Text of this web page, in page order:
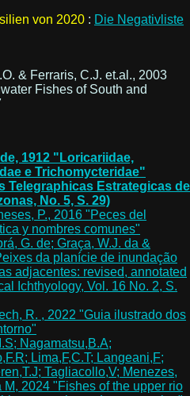
von 2020 : Die Negativliste
& Ferraris, C.J. et.al., 2003
Fishes of South and
1912 "Loricariidae,
e Trichomycteridae"
Telegraphicas Estrategicas de
No. 5, S. 29)
P., 2016 "Peces del
y nombres comunes"
G. de; Graça, W.J. da &
da planície de inundação
adjacentes: revised, annotated
Ichthyology, Vol. 16 No. 2, S.
R. , 2022 "Guia ilustrado dos
Nagamatsu,B.A;
Lima,F,C.T; Langeani,F;
Tagliacollo,V; Menezes,
M, 2024 "Fishes of the upper rio